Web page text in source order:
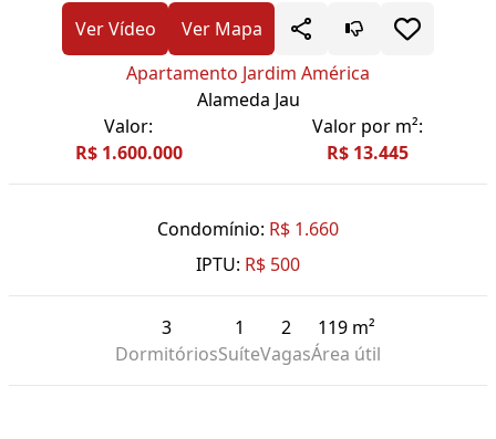
Ver Vídeo
Ver Mapa
Apartamento Jardim América
Alameda Jau
Valor:
R$ 1.600.000
Valor por m²:
R$ 13.445
Condomínio: R$ 1.660
IPTU: R$ 500
3
Dormitórios
1
Suíte
2
Vagas
119 m²
Área útil